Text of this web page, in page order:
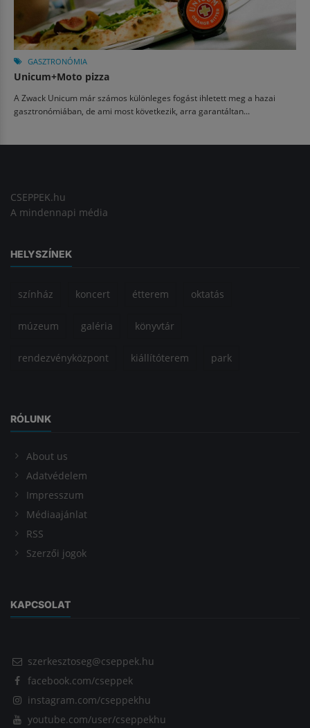
GASZTRONÓMIA
Unicum+Moto pizza
A Zwack Unicum már számos különleges fogást ihletett meg a hazai
gasztronómiában, de ami most következik, arra garantáltan...
CSEPPEK.hu
A mindennapi média
HELYSZÍNEK
színház koncert étterem oktatás
múzeum galéria könyvtár
rendezvényközpont kiállítóterem park
RÓLUNK
About us
Adatvédelem
Impresszum
Médiaajánlat
RSS
Szerzői jogok
KAPCSOLAT
szerkesztoseg@cseppek.hu
facebook.com/cseppek
instagram.com/cseppekhu
youtube.com/user/cseppekhu